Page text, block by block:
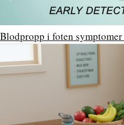
Blodpropp i foten